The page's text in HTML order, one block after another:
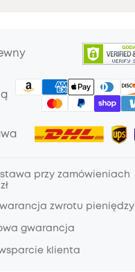
przy zamówieniach
zwrotu pieniędzy
gwarancja
klienta